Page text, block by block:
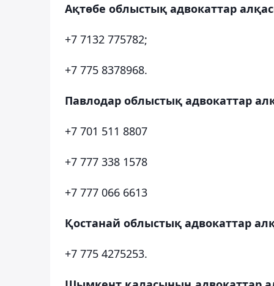
Ақтөбе облыстық адвокаттар
+7 7132 775782;
+7 775 8378968.
Павлодар облыстық адвокаттар
+7 701 511 8807
+7 777 338 1578
+7 777 066 6613
Қостанай облыстық адвокаттар
+7 775 4275253.